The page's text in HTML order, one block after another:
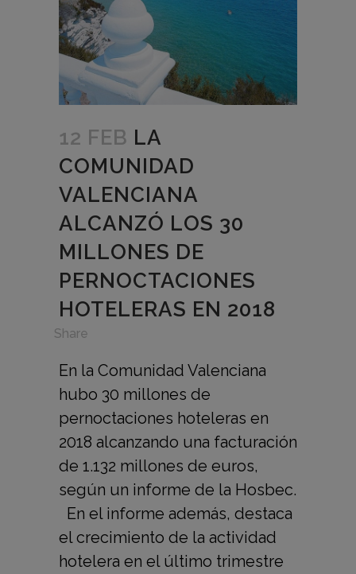
12 FEB LA
COMUNIDAD
VALENCIANA
ALCANZÓ LOS 30
MILLONES DE
PERNOCTACIONES
HOTELERAS EN 2018
Share
En la Comunidad Valenciana
hubo 30 millones de
pernoctaciones hoteleras en
2018 alcanzando una facturación
de 1.132 millones de euros,
según un informe de la Hosbec.
En el informe además, destaca
el crecimiento de la actividad
hotelera en el último trimestre